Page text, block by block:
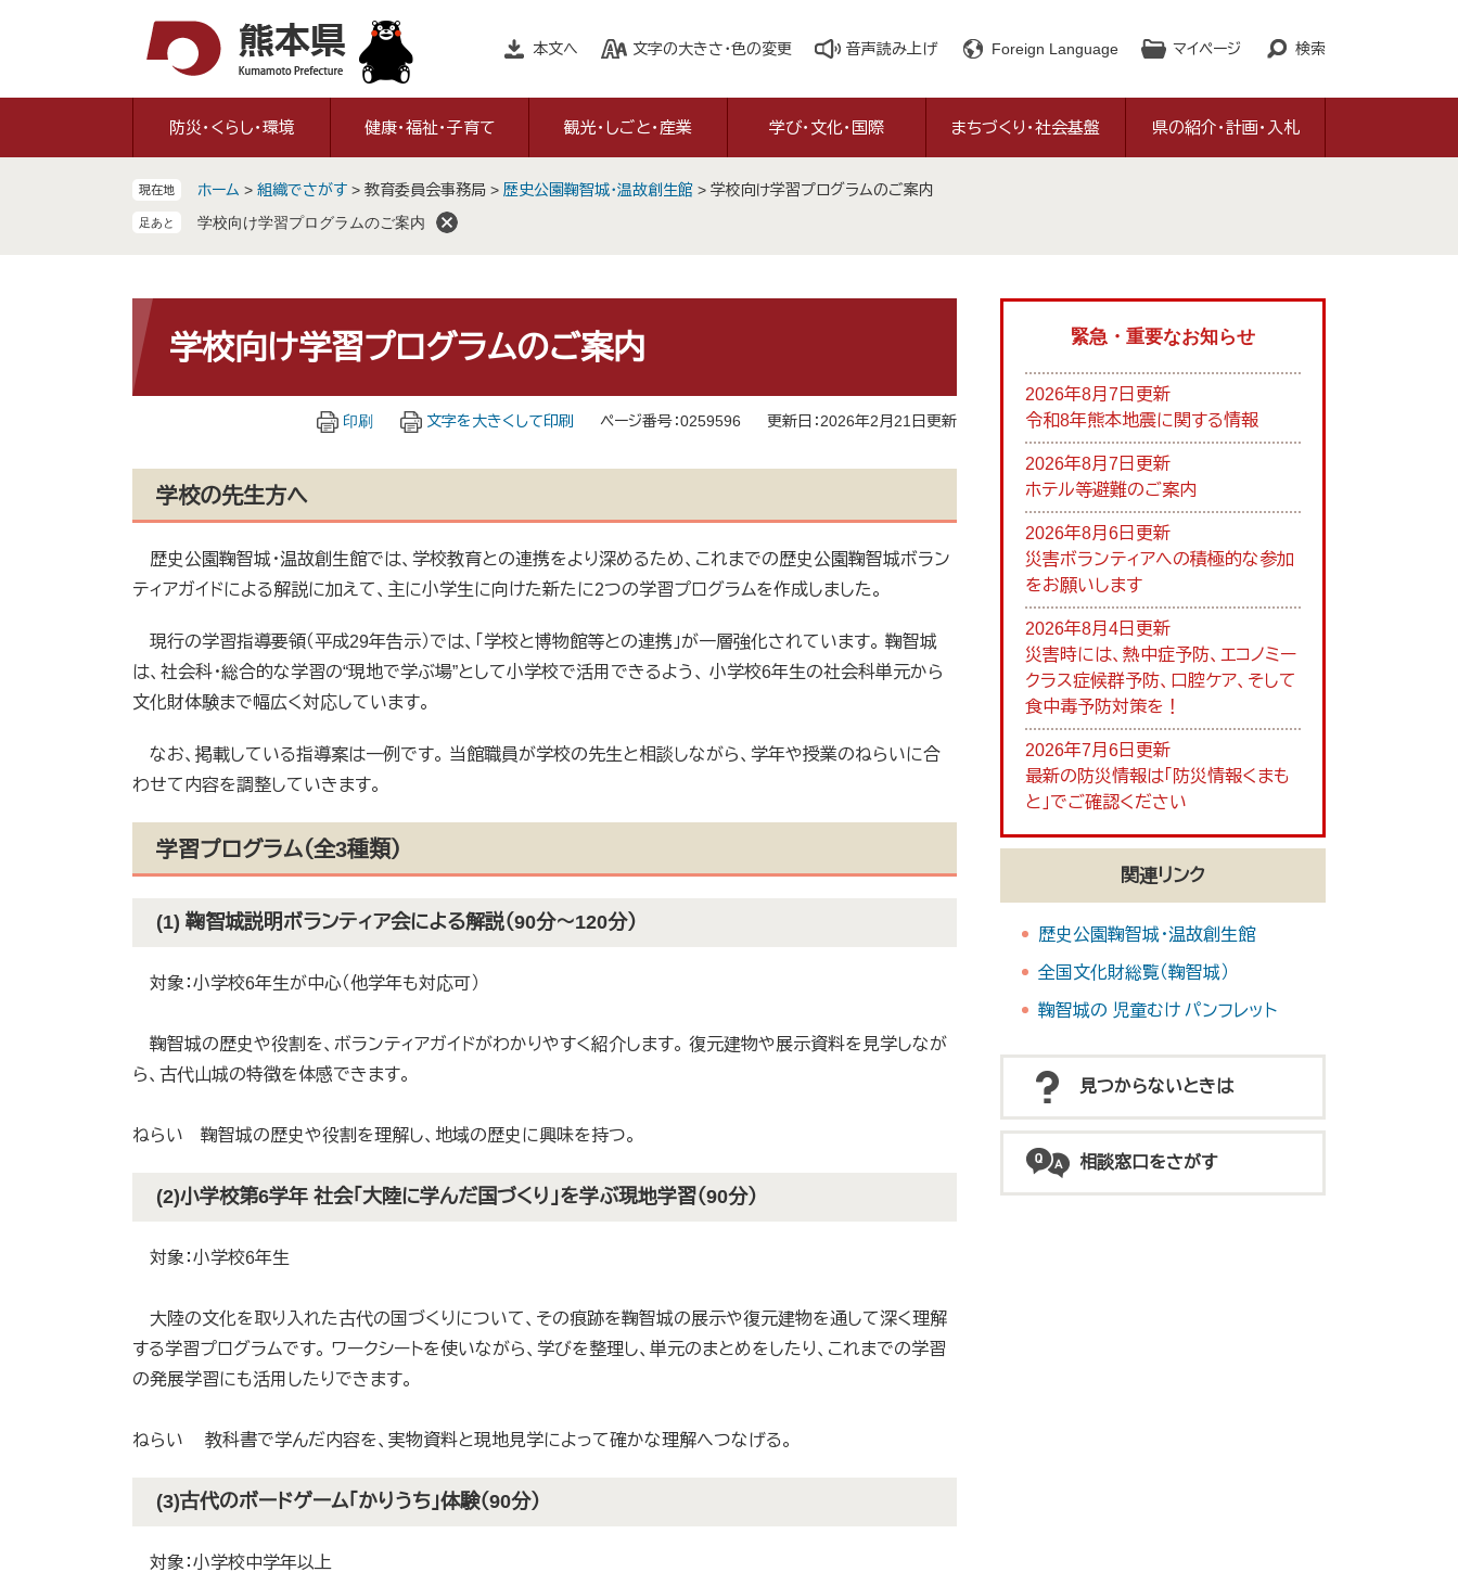
本文へ 文字の大きさ・色の変更 音声読み上げ Foreign Language マイページ 検索
防災・くらし・環境 健康・福祉・子育て 観光・しごと・産業 学び・文化・国際 まちづくり・社会基盤 県の紹介・計画・入札
現在地 ホーム > 組織でさがす > 教育委員会事務局 > 歴史公園鞠智城・温故創生館 > 学校向け学習プログラムのご案内
学校向け学習プログラムのご案内
文
学校向け学習プログラムのご案内
印刷 文字を大きくして印刷 ページ番号：0259596 更新日：2026年2月21日更新
学校の先生方へ
歴史公園鞠智城・温故創生館では、学校教育との連携をより深めるため、これまでの歴史公園鞠智城ボラン
ティアガイドによる解説に加えて、主に小学生に向けた新たに2つの学習プログラムを作成しました。
現行の学習指導要領（平成29年告示）では、「学校と博物館等との連携」が一層強化されています。 鞠智城
は、社会科・総合的な学習の“現地で学ぶ場”として小学校で活用できるよう、 小学校6年生の社会科単元から
文化財体験まで幅広く対応しています。
なお、掲載している指導案は一例です。 当館職員が学校の先生と相談しながら、学年や授業のねらいに合
わせて内容を調整していきます。
学習プログラム（全3種類）
(1) 鞠智城説明ボランティア会による解説（90分～120分）
対象：小学校6年生が中心（他学年も対応可）
鞠智城の歴史や役割を、ボランティアガイドがわかりやすく紹介します。 復元建物や展示資料を見学しなが
ら、古代山城の特徴を体感できます。
ねらい 鞠智城の歴史や役割を理解し、地域の歴史に興味を持つ。
(2)小学校第6学年 社会「大陸に学んだ国づくり」を学ぶ現地学習（90分）
対象：小学校6年生
大陸の文化を取り入れた古代の国づくりについて、その痕跡を鞠智城の展示や復元建物を通して深く理解
する学習プログラムです。 ワークシートを使いながら、学びを整理し、単元のまとめをしたり、これまでの学習
の発展学習にも活用したりできます。
ねらい 教科書で学んだ内容を、実物資料と現地見学によって確かな理解へつなげる。
(3)古代のボードゲーム「かりうち」体験（90分）
対象：小学校中学年以上
緊急・重要なお知らせ
2026年8月7日更新
令和8年熊本地震に関する情報
2026年8月7日更新
ホテル等避難のご案内
2026年8月6日更新
災害ボランティアへの積極的な参加
をお願いします
2026年8月4日更新
災害時には、熱中症予防、エコノミー
クラス症候群予防、口腔ケア、そして
食中毒予防対策を！
2026年7月6日更新
最新の防災情報は「防災情報くまも
と」でご確認ください
関連リンク
歴史公園鞠智城・温故創生館
全国文化財総覧（鞠智城）
鞠智城の 児童むけ パンフレット
見つからないときは
相談窓口をさがす